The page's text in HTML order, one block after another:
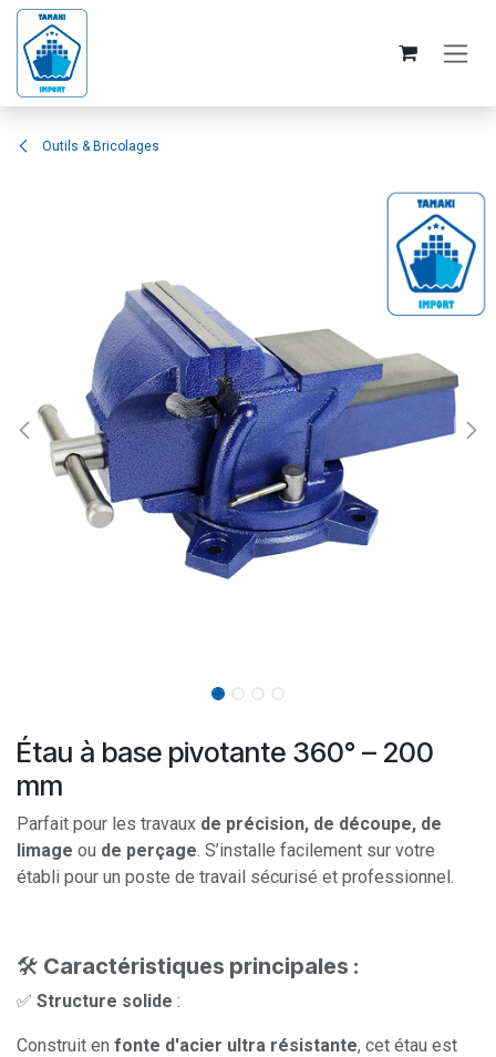
Se rendre au contenu
Outils & Bricolages
Étau à base pivotante 360° – 200
mm
​Parfait pour les travaux de précision, de découpe, de
limage ou de perçage. S’installe facilement sur votre
établi pour un poste de travail sécurisé et professionnel.
🛠️ Caractéristiques principales :
✅ Structure solide :
Construit en fonte d'acier ultra résistante, cet étau est